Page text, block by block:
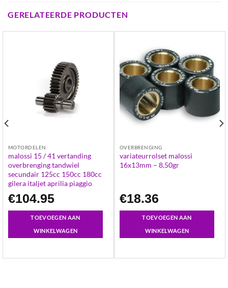
GERELATEERDE PRODUCTEN
MOTORDELEN
malossi 15 / 41 vertanding
overbrenging tandwiel
secundair 125cc 150cc 180cc
gilera italjet aprilia piaggio
€104.95
TOEVOEGEN AAN
WINKELWAGEN
OVERBRENGING
variateurrolset malossi
16x13mm – 8,50gr
€18.36
TOEVOEGEN AAN
WINKELWAGEN